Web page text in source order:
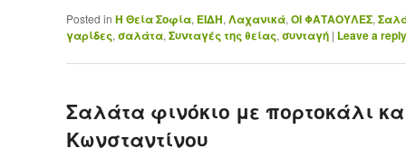
Posted in H Θεία Σοφία, ΕΙΔΗ, Λαχανικά, ΟΙ ΦΑΤΑΟΥΛΕΣ,
γαρίδες, σαλάτα, Συνταγές της θείας, συνταγή | Leave a reply
Σαλάτα φινόκιο με πορτοκάλι
Κωνσταντίνου